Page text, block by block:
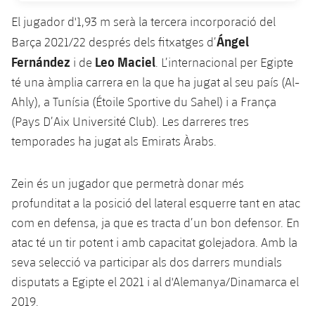
Accessibilitat
Instal·lacions
El jugador d'1,93 m serà la tercera incorporació del
Barça 2021/22 després dels fitxatges d’Ángel
Fernández i de Leo Maciel . L’internacional per Egipte
té una àmplia carrera en la que ha jugat al seu país (Al-
Ahly), a Tunísia (Étoile Sportive du Sahel) i a França
(Pays D’Aix Université Club). Les darreres tres
temporades ha jugat als Emirats Àrabs.
Zein és un jugador que permetrà donar més
profunditat a la posició del lateral esquerre tant en atac
com en defensa, ja que es tracta d’un bon defensor. En
atac té un tir potent i amb capacitat golejadora. Amb la
seva selecció va participar als dos darrers mundials
disputats a Egipte el 2021 i al d'Alemanya/Dinamarca el
2019.